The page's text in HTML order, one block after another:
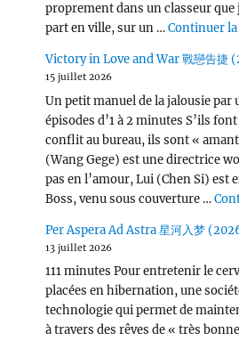
proprement dans un classeur que
part en ville, sur un …Continuer
Victory in Love and War 戰戀告捷
15 juillet 2026
Un petit manuel de la jalousie par
épisodes d’1 à 2 minutes S’ils
conflit au bureau, ils sont «
(Wang Gege) est une directrice
pas en l’amour, Lui (Chen Si) est
Boss, venu sous couverture …
Per Aspera Ad Astra 星河入梦
13 juillet 2026
111 minutes Pour entretenir le
placées en hibernation, une
technologie qui permet de
à travers des rêves de « très